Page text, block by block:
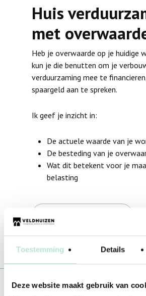
Toestemming Details
Deze website maakt gebruik van
Huis
met
Heb je overwaarde op je huidige
kun je die benutten om je
verduurzaming mee te
spaargeld aan te spreken.
Ik geef je inzicht in:
De actuele waarde van je
De besteding van je
Wat dit betekent voor je
belasting